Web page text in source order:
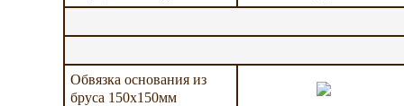
Обвязка основания из
бруса 150х150мм